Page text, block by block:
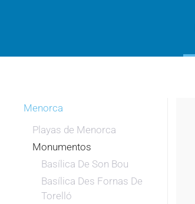
Menorca
Playas de Menorca
Monumentos
Basílica De Son Bou
Basílica Des Fornas De
Torelló